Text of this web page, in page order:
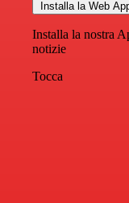
Installa la Web
Installa la nostra
notizie
Tocca